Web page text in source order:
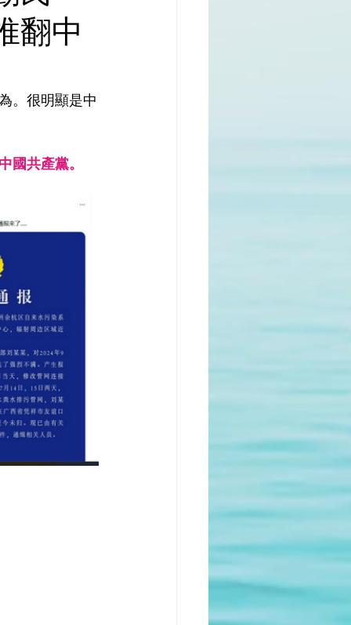
| 世界
翻中
。很明顯是中
國共產黨。